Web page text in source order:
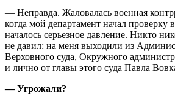
— Неправда. Жаловалась военная
когда мой департамент начал проверку
началось серьезное давление. Никто
не давил: на меня выходили из
Верховного суда, Окружного
и лично от главы этого суда Павла
— Угрожали?